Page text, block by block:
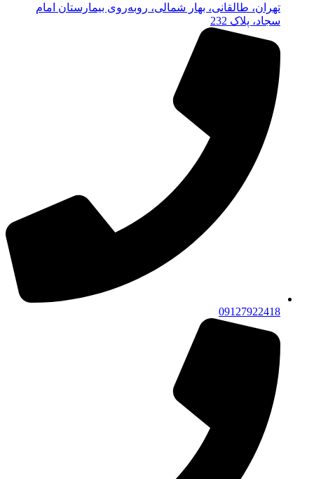
تهران، طالقانی، بهار شمالی، روبه‌روی بیمارستان امام
سجاد، پلاک 232
09127922418